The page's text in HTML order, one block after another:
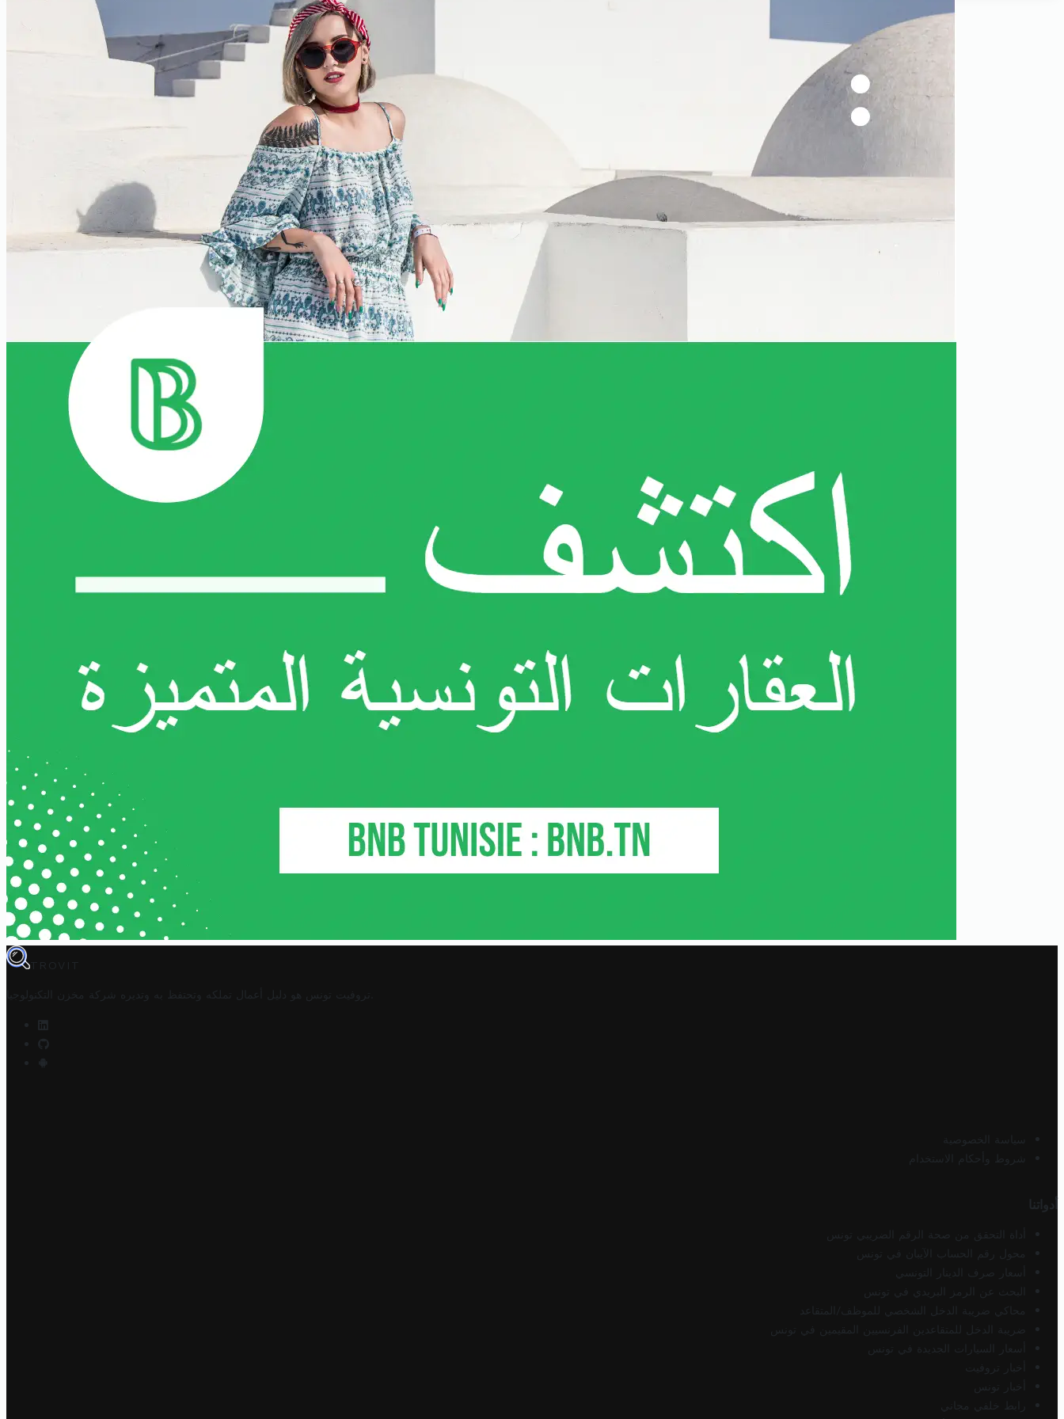
TROVIT
تروفيت تونس هو دليل أعمال تملكه وتحتفظ به وتديره شركة مخزن التكنولوجيا
سياسة الخصوصية
شروط وأحكام الاستخدام
أدواتنا
أداة التحقق من صحة الرقم الضريبي تونس
محول رقم الحساب الآيبان في تونس
أسعار صرف الدينار التونسي
البحث عن الرمز البريدي في تونس
محاكي ضريبة الدخل الشخصي للموظف/المتقاعد
ضريبة الدخل للمتقاعدين الفرنسيين المقيمين في تونس
أسعار السيارات الجديدة في تونس
أخبار تروفيت
أخبار تونس
رابط خلفي مجاني